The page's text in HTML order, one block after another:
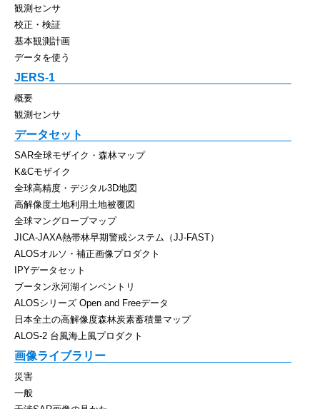
観測センサ
校正・検証
基本観測計画
データを使う
JERS-1
概要
観測センサ
データセット
SAR全球モザイク・森林マップ
K&Cモザイク
全球高精度・デジタル3D地図
高解像度土地利用土地被覆図
全球マングローブマップ
JICA-JAXA熱帯林早期警戒システム（JJ-FAST）
ALOSオルソ・補正画像プロダクト
IPYデータセット
ブータン氷河湖インベントリ
ALOSシリーズ Open and Freeデータ
日本全土の高解像度森林炭素蓄積量マップ
ALOS-2 台風海上風プロダクト
画像ライブラリー
災害
一般